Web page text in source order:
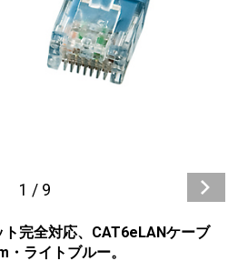
1 / 9
完全対応、CAT6eLANケーブ
ライトブルー。